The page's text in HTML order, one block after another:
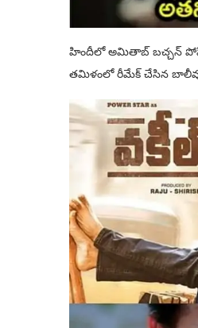
హిందీలో అమితాబ్ బచ్చన్
తమిళంలో రీమేక్ చేసిన